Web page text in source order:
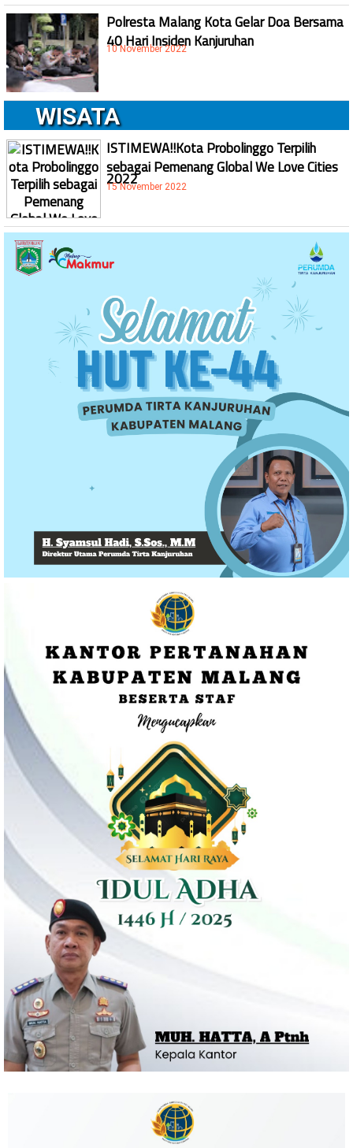
Polresta Malang Kota Gelar Doa Bersama
40 Hari Insiden Kanjuruhan
10 November 2022
WISATA
ISTIMEWA!!Kota Probolinggo Terpilih
sebagai Pemenang Global We Love Cities
2022
15 November 2022